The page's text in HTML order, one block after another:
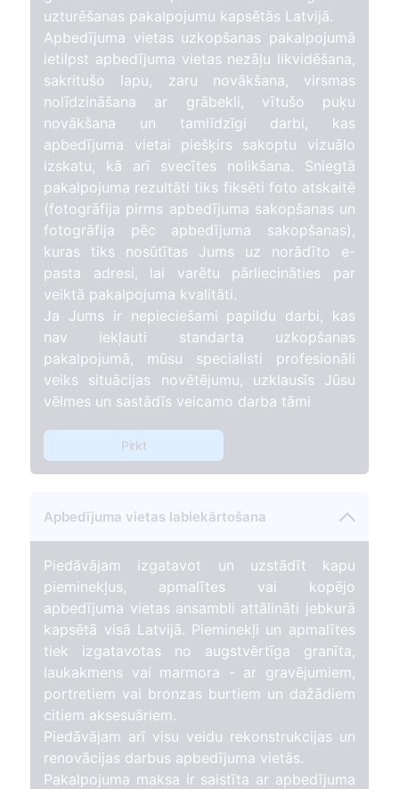
uzturēšanas pakalpojumu kapsētās Latvijā.
Apbedījuma vietas uzkopšanas pakalpojumā
ietilpst apbedījuma vietas nezāļu likvidēšana,
sakritušo lapu, zaru novākšana, virsmas
nolīdzināšana ar grābekli, vītušo puķu
novākšana un tamlīdzīgi darbi, kas
apbedījuma vietai piešķirs sakoptu vizuālo
izskatu, kā arī svecītes nolikšana. Sniegtā
pakalpojuma rezultāti tiks fiksēti foto atskaitē
(fotogrāfija pirms apbedījuma sakopšanas un
fotogrāfija pēc apbedījuma sakopšanas),
kuras tiks nosūtītas Jums uz norādīto e-
pasta adresi, lai varētu pārliecināties par
veiktā pakalpojuma kvalitāti.
Ja Jums ir nepieciešami papildu darbi, kas
nav iekļauti standarta uzkopšanas
pakalpojumā, mūsu specialisti profesionāli
veiks situācijas novētējumu, uzklausīs Jūsu
vēlmes un sastādīs veicamo darba tāmi
Pirkt
Apbedījuma vietas labiekārtošana
Piedāvājam izgatavot un uzstādīt kapu
pieminekļus, apmalītes vai kopējo
apbedījuma vietas ansambli attālināti jebkurā
kapsētā visā Latvijā. Pieminekļi un apmalītes
tiek izgatavotas no augstvērtīga granīta,
laukakmens vai marmora - ar gravējumiem,
portretiem vai bronzas burtiem un dažādiem
citiem aksesuāriem.
Piedāvājam arī visu veidu rekonstrukcijas un
renovācijas darbus apbedījuma vietās.
Pakalpojuma maksa ir saistīta ar apbedījuma